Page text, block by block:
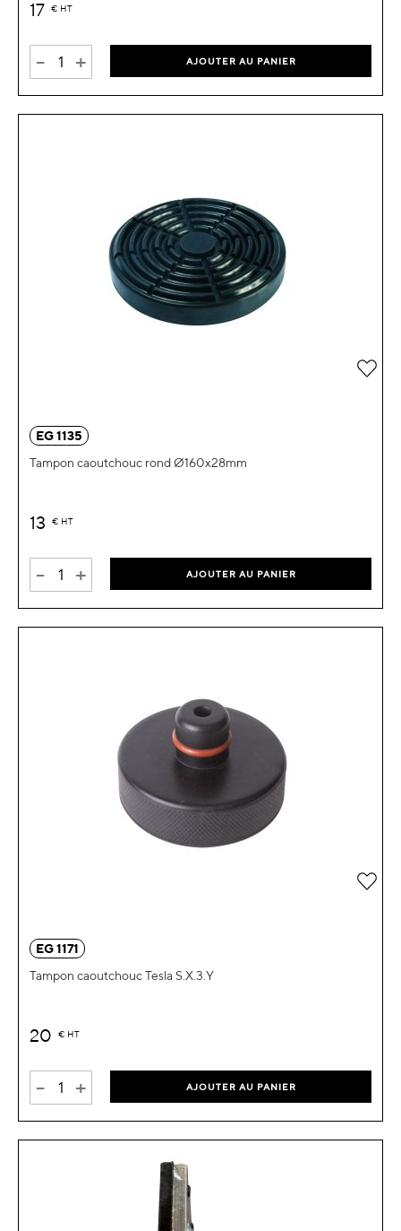
17 € HT
- + AJOUTER AU PANIER
EG 1135
Tampon caoutchouc rond Ø160x28mm
13 € HT
- + AJOUTER AU PANIER
EG 1171
Tampon caoutchouc Tesla S.X.3.Y
20 € HT
- + AJOUTER AU PANIER